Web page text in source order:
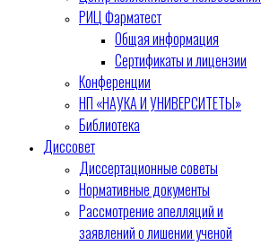
РИЦ Фарматест
Общая информация
Сертификаты и лицензии
Конференции
НП «НАУКА И УНИВЕРСИТЕТЫ»
Библиотека
Диссовет
Диссертационные советы
Нормативные документы
Рассмотрение апелляций и
заявлений о лишении ученой